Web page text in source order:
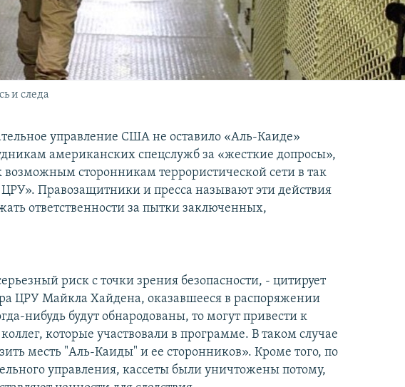
и следа
управление США не оставило «Аль-Каиде»
американских спецслужб за «жесткие допросы»,
сторонникам террористической сети в так
Правозащитники и пресса называют эти действия
ответственности за пытки заключенных,
риск с точки зрения безопасности, - цитирует
ЦРУ Майкла Хайдена, оказавшееся в распоряжении
нибудь будут обнародованы, то могут привести к
которые участвовали в программе. В таком случае
месть "Аль-Каиды" и ее сторонников». Кроме того, по
управления, кассеты были уничтожены потому,